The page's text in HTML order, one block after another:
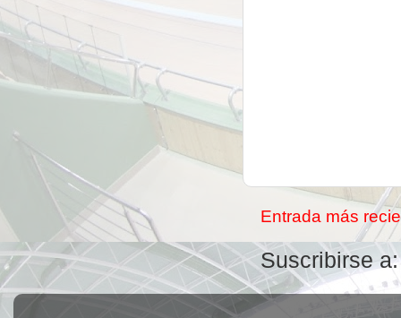
Entrada más
Suscribirse